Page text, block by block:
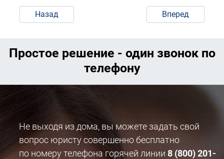
Назад Вперед
Простое решение - один звонок по
телефону
Не выходя из дома, вы можете задать свой
вопрос юристу совершенно бесплатно
по номеру телефона горячей линии 8 (800) 201-